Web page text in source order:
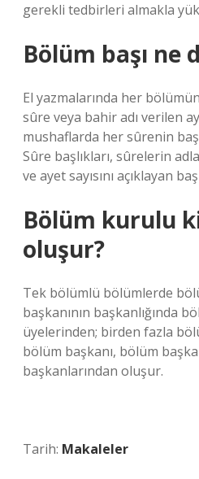
gerekli tedbirleri almakla
Bölüm başı ne
El yazmalarında her
sûre veya bahir adı verilen
mushaflarda her sûrenin
Sûre başlıkları, sûrelerin
ve ayet sayısını açıklayan
Bölüm kurulu
oluşur?
Tek bölümlü bölümlerde
başkanının başkanlığında
üyelerinden; birden fazla
bölüm başkanı, bölüm
başkanlarından oluşur.
Tarih: Makaleler